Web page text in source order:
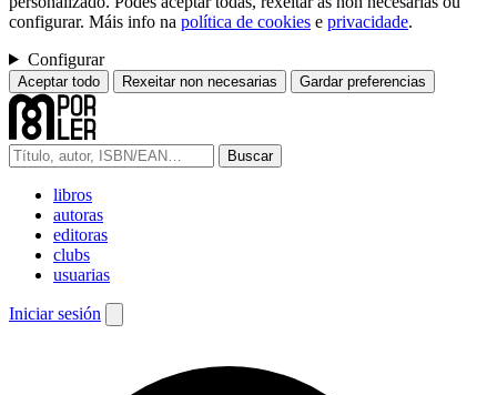
configurar. Máis info na política de cookies e privacidade.
Configurar
Aceptar todo Rexeitar non necesarias Gardar preferencias
Buscar
libros
autoras
editoras
clubs
usuarias
Iniciar sesión